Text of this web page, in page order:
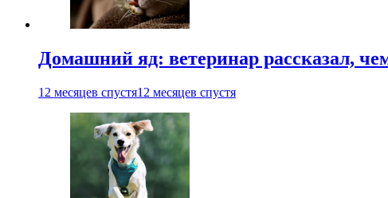
Домашний яд: ветеринар рассказал,
12 месяцев спустя12 месяцев спустя